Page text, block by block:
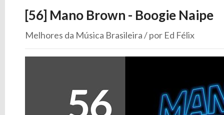
[56] Mano Brown - Boogie Naipe
Melhores da Música Brasileira / por Ed Félix